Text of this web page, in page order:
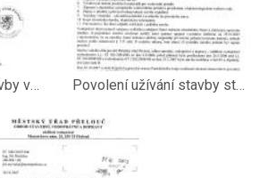
Povolení užívání stavby vod.díla str.3 Povolení užívání stavby str.2